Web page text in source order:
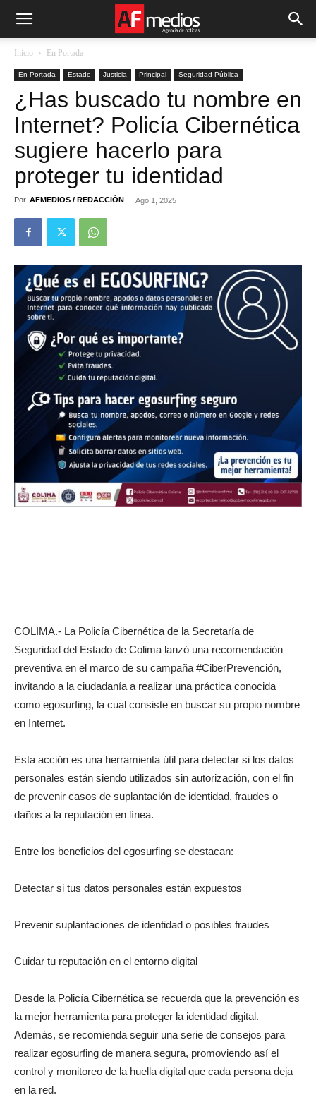
Inicio En Portada
En Portada Estado Justicia Principal Seguridad Pública
¿Has buscado tu nombre en
Internet? Policía Cibernética
sugiere hacerlo para
proteger tu identidad
Por AFMEDIOS / REDACCIÓN - Ago 1, 2025
COLIMA.- La Policía Cibernética de la Secretaría de
Seguridad del Estado de Colima lanzó una recomendación
preventiva en el marco de su campaña #CiberPrevención,
invitando a la ciudadanía a realizar una práctica conocida
como egosurfing, la cual consiste en buscar su propio nombre
en Internet.
Esta acción es una herramienta útil para detectar si los datos
personales están siendo utilizados sin autorización, con el fin
de prevenir casos de suplantación de identidad, fraudes o
daños a la reputación en línea.
Entre los beneficios del egosurfing se destacan:
Detectar si tus datos personales están expuestos
Prevenir suplantaciones de identidad o posibles fraudes
Cuidar tu reputación en el entorno digital
Desde la Policía Cibernética se recuerda que la prevención es
la mejor herramienta para proteger la identidad digital.
Además, se recomienda seguir una serie de consejos para
realizar egosurfing de manera segura, promoviendo así el
control y monitoreo de la huella digital que cada persona deja
en la red.